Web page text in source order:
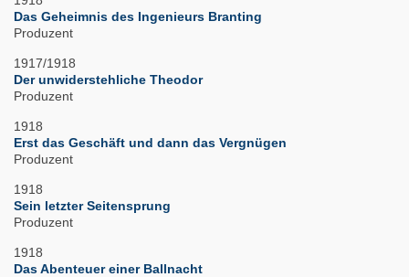
Das Geheimnis des Ingenieurs Branting
Produzent
1917/1918
Der unwiderstehliche Theodor
Produzent
1918
Erst das Geschäft und dann das Vergnügen
Produzent
1918
Sein letzter Seitensprung
Produzent
1918
Das Abenteuer einer Ballnacht